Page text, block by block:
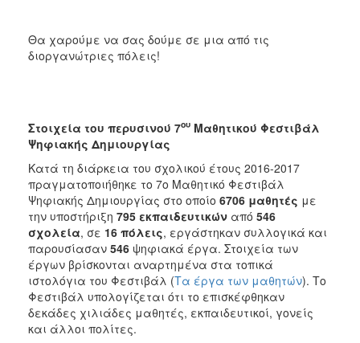
Θα χαρούμε να σας δούμε σε μια από τις
διοργανώτριες πόλεις!
Στοιχεία του περυσινού 7ου Μαθητικού Φεστιβάλ
Ψηφιακής Δημιουργίας
Kατά τη διάρκεια του σχολικού έτους 2016-2017
πραγματοποιήθηκε το 7ο Μαθητικό Φεστιβάλ
Ψηφιακής Δημιουργίας στο οποίο 6706 μαθητές με
την υποστήριξη 795 εκπαιδευτικών από 546
σχολεία, σε 16 πόλεις, εργάστηκαν συλλογικά και
παρουσίασαν 546 ψηφιακά έργα. Στοιχεία των
έργων βρίσκονται αναρτημένα στα τοπικά
ιστολόγια του Φεστιβάλ (Τα έργα των μαθητών). Το
Φεστιβάλ υπολογίζεται ότι το επισκέφθηκαν
δεκάδες χιλιάδες μαθητές, εκπαιδευτικοί, γονείς
και άλλοι πολίτες.